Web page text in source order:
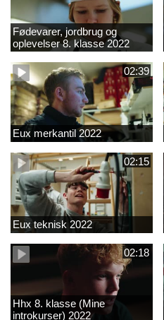
Fødevarer, jordbrug og
oplevelser 8. klasse 2022
02:39
Eux merkantil 2022
02:15
Eux teknisk 2022
02:18
Hhx 8. klasse (Mine
introkurser) 2022